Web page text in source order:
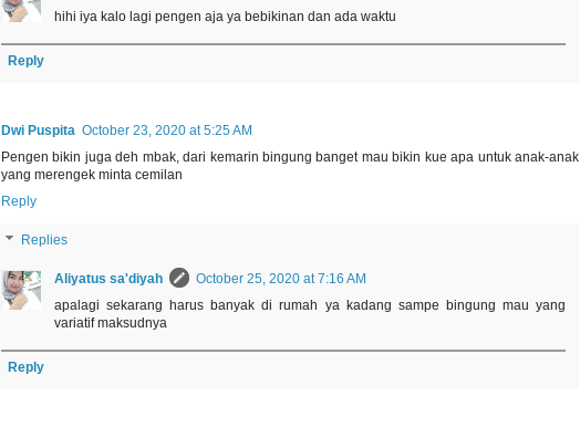
hihi iya kalo lagi pengen aja ya bebikinan dan ada waktu
Reply
Dwi Puspita October 23, 2020 at 5:25 AM
Pengen bikin juga deh mbak, dari kemarin bingung banget mau bikin kue apa untuk anak-anak
yang merengek minta cemilan
Reply
Replies
Aliyatus sa'diyah
October 25, 2020 at 7:16 AM
apalagi sekarang harus banyak di rumah ya kadang sampe bingung mau yang
variatif maksudnya
Reply